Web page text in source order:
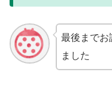
最後までお
ました